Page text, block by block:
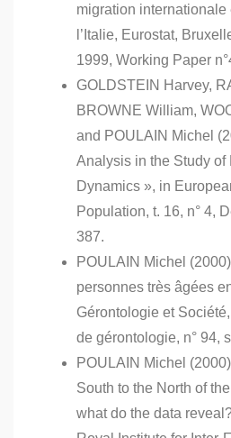
migration
l’Italie, Eurostat,
1999, Working Paper
GOLDSTEIN Harvey,
BROWNE William,
and POULAIN Michel
Analysis in the Study of
Dynamics », in
Population, t. 16, n° 4,
387.
POULAIN Michel
personnes très âgées
Gérontologie et
de gérontologie, n° 94,
POULAIN Michel
South to the North of
what do the data